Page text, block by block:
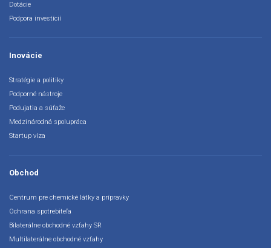
Dotácie
Podpora investícií
Inovácie
Stratégie a politiky
Podporné nástroje
Podujatia a súťaže
Medzinárodná spolupráca
Startup víza
Obchod
Centrum pre chemické látky a prípravky
Ochrana spotrebiteľa
Bilaterálne obchodné vzťahy SR
Multilaterálne obchodné vzťahy